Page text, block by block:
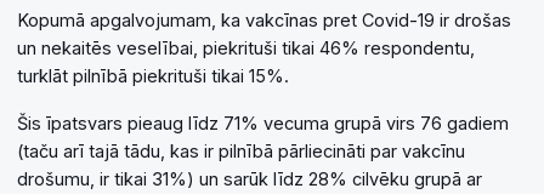
Kopumā apgalvojumam, ka vakcīnas pret Covid-19 ir drošas
un nekaitēs veselībai, piekrituši tikai 46% respondentu,
turklāt pilnībā piekrituši tikai 15%.
Šis īpatsvars pieaug līdz 71% vecuma grupā virs 76 gadiem
(taču arī tajā tādu, kas ir pilnībā pārliecināti par vakcīnu
drošumu, ir tikai 31%) un sarūk līdz 28% cilvēku grupā ar